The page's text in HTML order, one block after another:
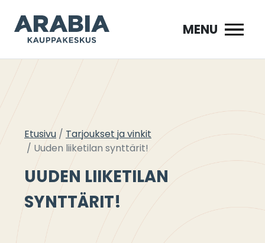
sisältöön
MENU
Etusivu
Tarjoukset ja vinkit
Uuden liiketilan synttärit!
UUDEN LIIKETILAN
SYNTTÄRIT!